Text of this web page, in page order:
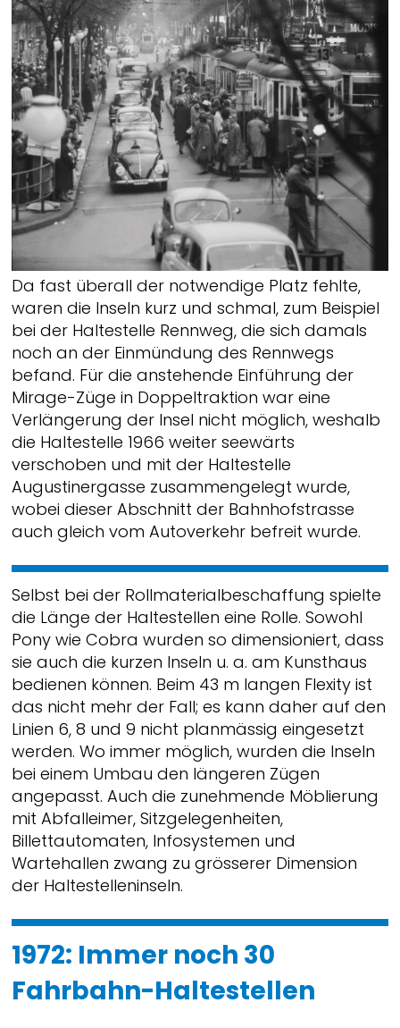
Da fast überall der notwendige Platz fehlte,
waren die Inseln kurz und schmal, zum Beispiel
bei der Haltestelle Rennweg, die sich damals
noch an der Einmündung des Rennwegs
befand. Für die anstehende Einführung der
Mirage-Züge in Doppeltraktion war eine
Verlängerung der Insel nicht möglich, weshalb
die Haltestelle 1966 weiter seewärts
verschoben und mit der Haltestelle
Augustinergasse zusammengelegt wurde,
wobei dieser Abschnitt der Bahnhofstrasse
auch gleich vom Autoverkehr befreit wurde.
Selbst bei der Rollmaterialbeschaffung spielte
die Länge der Haltestellen eine Rolle. Sowohl
Pony wie Cobra wurden so dimensioniert, dass
sie auch die kurzen Inseln u. a. am Kunsthaus
bedienen können. Beim 43 m langen Flexity ist
das nicht mehr der Fall; es kann daher auf den
Linien 6, 8 und 9 nicht planmässig eingesetzt
werden. Wo immer möglich, wurden die Inseln
bei einem Umbau den längeren Zügen
angepasst. Auch die zunehmende Möblierung
mit Abfalleimer, Sitzgelegenheiten,
Billettautomaten, Infosystemen und
Wartehallen zwang zu grösserer Dimension
der Haltestelleninseln.
1972: Immer noch 30
Fahrbahn-Haltestellen